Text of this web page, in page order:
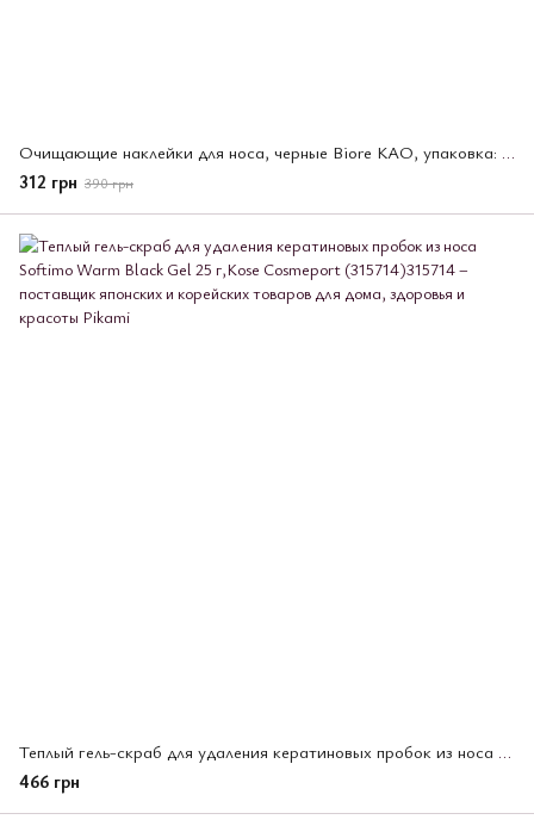
Очищающие наклейки для носа, черные Biore KAO, упаковка: 10 шт (210494)
312 грн 390 грн
Теплый гель-скраб для удаления кератиновых пробок из носа Softimo Warm Black Gel 25 г,Kose Cosmeport (315714)
466 грн